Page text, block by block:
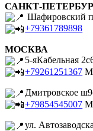
САНКТ-
Шафировский
+79361789898
МОСКВА
5-яКабельная
+79261251367
Дмитровское
+79854545007
ул.